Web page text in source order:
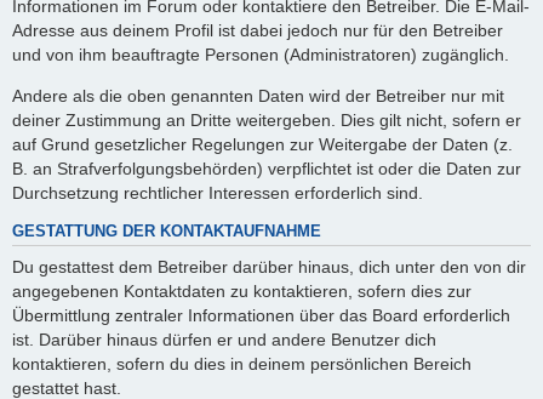
Informationen im Forum oder kontaktiere den Betreiber. Die E-Mail-
Adresse aus deinem Profil ist dabei jedoch nur für den Betreiber
und von ihm beauftragte Personen (Administratoren) zugänglich.
Andere als die oben genannten Daten wird der Betreiber nur mit
deiner Zustimmung an Dritte weitergeben. Dies gilt nicht, sofern er
auf Grund gesetzlicher Regelungen zur Weitergabe der Daten (z.
B. an Strafverfolgungsbehörden) verpflichtet ist oder die Daten zur
Durchsetzung rechtlicher Interessen erforderlich sind.
GESTATTUNG DER KONTAKTAUFNAHME
Du gestattest dem Betreiber darüber hinaus, dich unter den von dir
angegebenen Kontaktdaten zu kontaktieren, sofern dies zur
Übermittlung zentraler Informationen über das Board erforderlich
ist. Darüber hinaus dürfen er und andere Benutzer dich
kontaktieren, sofern du dies in deinem persönlichen Bereich
gestattet hast.